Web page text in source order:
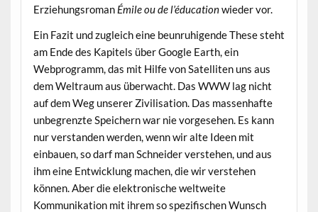
ErziehungsromanÉmile ou de l’éducationwieder vor.
Ein Fazit und zugleich eine beunruhigende These steht
am Ende des Kapitels über Google Earth, ein
Webprogramm, das mit Hilfe von Satelliten uns aus
dem Weltraum aus überwacht. Das WWW lag nicht
auf dem Weg unserer Zivilisation. Das massenhafte
unbegrenzte Speichern war nie vorgesehen. Es kann
nur verstanden werden, wenn wir alte Ideen mit
einbauen, so darf man Schneider verstehen, und aus
ihm eine Entwicklung machen, die wir verstehen
können. Aber die elektronische weltweite
Kommunikation mit ihrem so spezifischen Wunsch